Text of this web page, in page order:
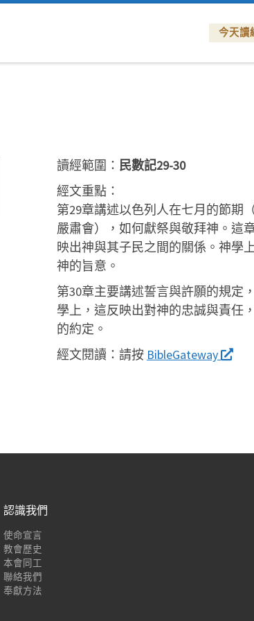
今天讀
讀經範圍： 民數記29-30
經文重點：
第29章講述以色列人在七月的節期
嚴肅會），如何獻祭與敬拜神。這
映出神與其子民之間的關係。神學
神的旨意。
第30章主要講述誓言與許願的規定
學上，這反映出對神的忠誠與責任
的約定。
經文閱讀： 請按 BibleGateway
認識我們
使命宣言
教會歷史
本會同工
聯絡我們
奉獻方法